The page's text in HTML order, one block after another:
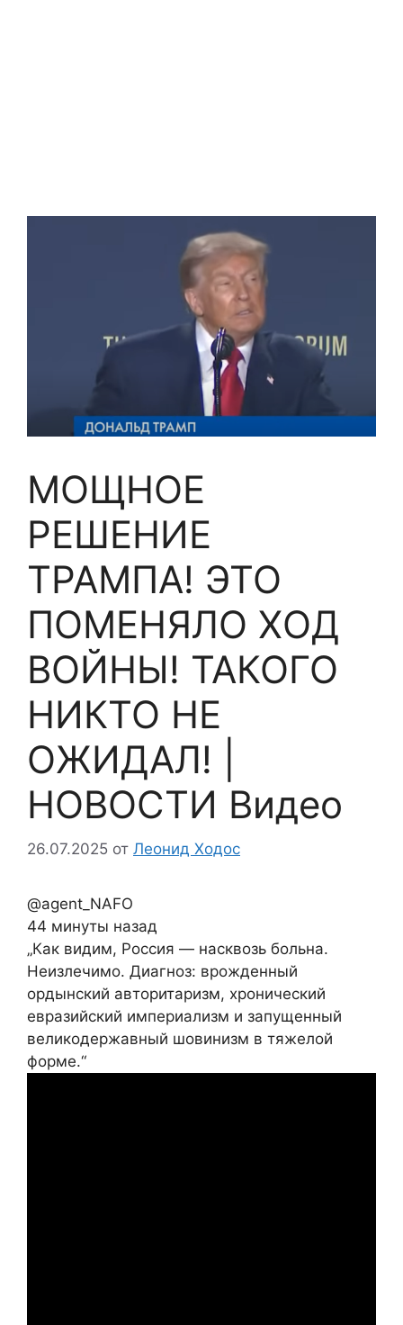
МОЩНОЕ
РЕШЕНИЕ
ТРАМПА! ЭТО
ПОМЕНЯЛО ХОД
ВОЙНЫ! ТАКОГО
НИКТО НЕ
ОЖИДАЛ! |
НОВОСТИ Видео
26.07.2025 от Леонид Ходос
@agent_NAFO
44 минуты назад
„Как видим, Россия — насквозь больна.
Неизлечимо. Диагноз: врожденный
ордынский авторитаризм, хронический
евразийский империализм и запущенный
великодержавный шовинизм в тяжелой
форме.“